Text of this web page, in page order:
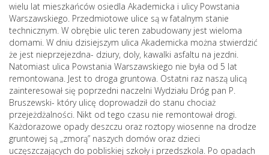
wielu lat mieszkańców osiedla Akademicka i ulicy Powstania
Warszawskiego. Przedmiotowe ulice są w fatalnym stanie
technicznym. W obrębie ulic teren zabudowany jest wieloma
domami. W dniu dzisiejszym ulica Akademicka można stwierdzić
że jest nieprzejezdna- dziury, doly, kawalki asfaltu na jezdni.
Natomiast ulica Powstania Warszawskiego nie była od 5 lat
remontowana. Jest to droga gruntowa. Ostatni raz naszą ulicą
zainteresował się poprzedni naczelni Wydziału Dróg pan P.
Bruszewski- który ulicę doprowadził do stanu chociaż
przejeżdżalności. Nikt od tego czasu nie remontował drogi.
Każdorazowe opady deszczu oraz roztopy wiosenne na drodze
gruntowej są „zmorą” naszych domów oraz dzieci
uczęszczających do pobliskiej szkoły i przedszkola. Po opadach